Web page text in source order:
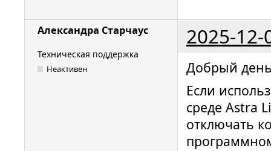
Александра Старчаус 2025-12-
Техническая поддержка
Неактивен
Добрый
Если
среде Astra
отключать